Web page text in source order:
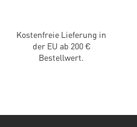
Kostenfreie Lieferung in
der EU ab 200 €
Bestellwert.